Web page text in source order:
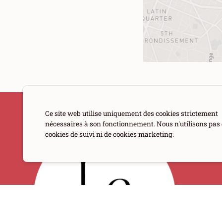
Ce site web utilise uniquement des cookies strictement
nécessaires à son fonctionnement. Nous n'utilisons pas
cookies de suivi ni de cookies marketing.